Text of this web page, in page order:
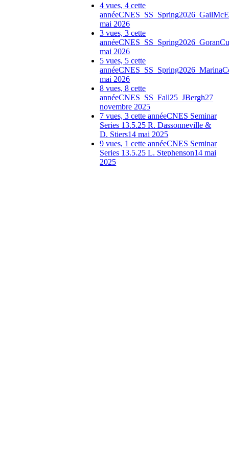
4 vues, 4 cette
année
mai 2026
3 vues, 3 cette
année
mai 2026
5 vues, 5 cette
année
mai 2026
8 vues, 8 cette
annéeCNES_SS_Fall25_JBergh27
novembre 2025
7 vues, 3 cette annéeCNES Seminar
Series 13.5.25 R. Dassonneville &
D. Stiers14 mai 2025
9 vues, 1 cette annéeCNES Seminar
Series 13.5.25 L. Stephenson14 mai
2025